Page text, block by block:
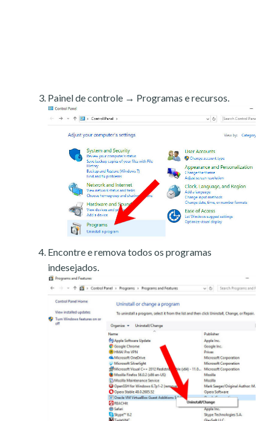
Painel de controle → Programas e recursos.
Encontre e remova todos os programas
indesejados.